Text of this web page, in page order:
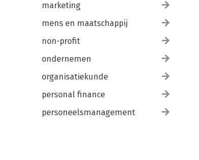
marketing
mens en maatschappij
non-profit
ondernemen
organisatiekunde
personal finance
personeelsmanagement